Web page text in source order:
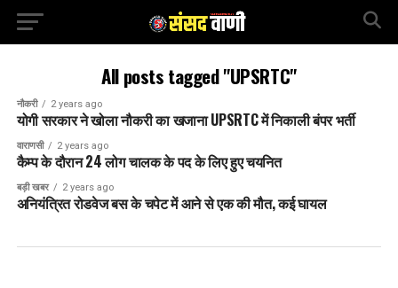
All posts tagged "UPSRTC"
नौकरी 2 years ago
योगी सरकार ने खोला नौकरी का खजाना UPSRTC में निकाली बंपर भर्ती
वाराणसी 2 years ago
कैम्प के दौरान 24 लोग चालक के पद के लिए हुए चयनित
बड़ी खबर 2 years ago
अनियंत्रित रोडवेज बस के चपेट में आने से एक की मौत, कई घायल